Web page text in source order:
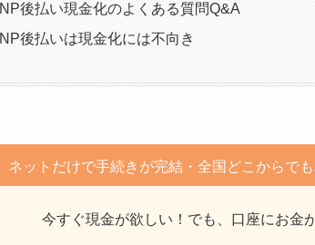
NP後払い現金化のよくある質問Q&A
NP後払いは現金化には不向き
ネットだけで手続きが完結・全国どこからで
今すぐ現金が欲しい！でも、口座にお